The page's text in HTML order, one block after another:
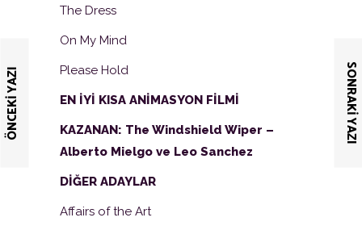
The Dress
On My Mind
Please Hold
EN İYİ KISA ANİMASYON FİLMİ
KAZANAN: The Windshield Wiper –
Alberto Mielgo ve Leo Sanchez
DİĞER ADAYLAR
Affairs of the Art
ÖNCEKI YAZI SONRAKI YAZI